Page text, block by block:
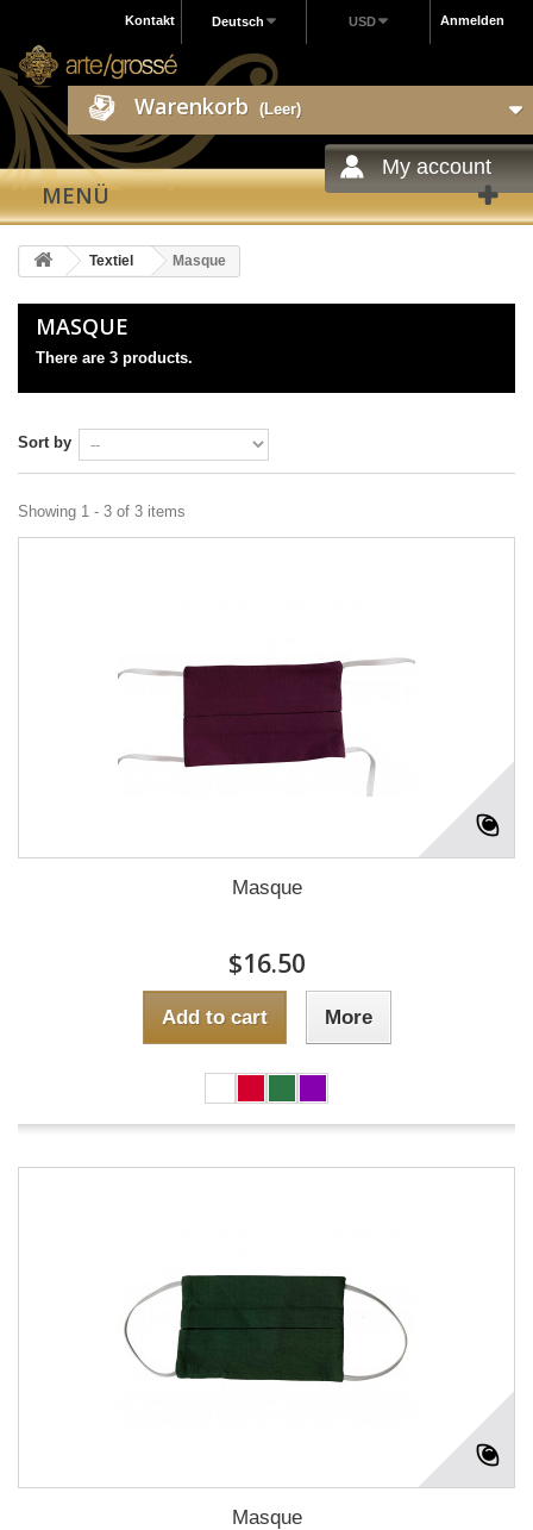
Anmelden
USD
Deutsch
Kontakt
Warenkorb (Leer)
My account
MENÜ
Textiel Masque
MASQUE
There are 3 products.
Sort by
Showing 1 - 3 of 3 items
Masque
$16.50
Add to cart More
Masque